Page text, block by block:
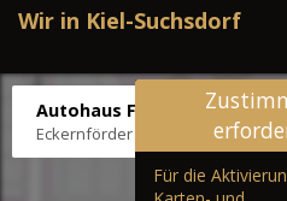
Wir in Kiel-Suchsdorf
Autohaus Fräter
Eckernförder Str. /Klausbrooker
Für die